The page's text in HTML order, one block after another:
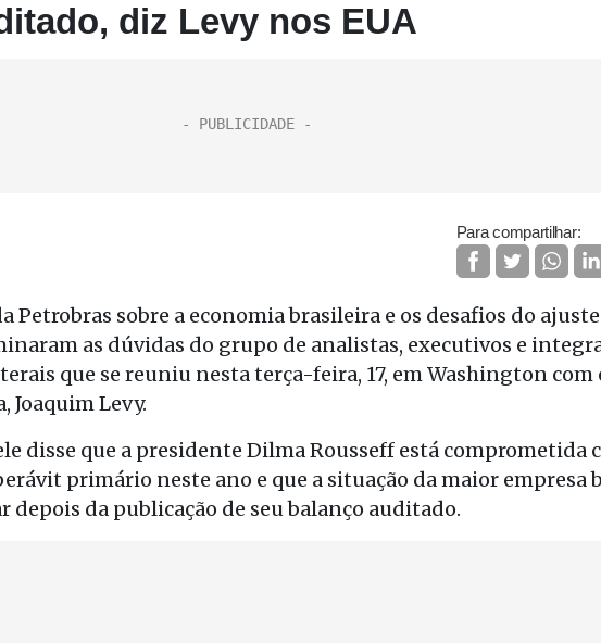
diz Levy nos EUA
Para compartilhar:
Petrobras sobre a economia brasileira e os desafios do
as dúvidas do grupo de analistas, executivos e
que se reuniu nesta terça-feira, 17, em Washington com
Joaquim Levy.
disse que a presidente Dilma Rousseff está comprometida
primário neste ano e que a situação da maior empresa
depois da publicação de seu balanço auditado.